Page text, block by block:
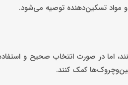
و مواد تسکین‌دهنده توصیه می‌شود.
اما در صورت انتخاب صحیح و
کمک کنند.